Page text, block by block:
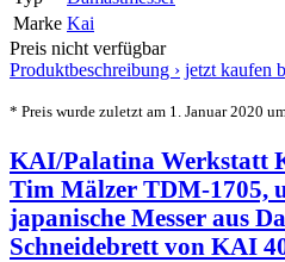
Marke Kai
Preis nicht verfügbar
Produktbeschreibung › jetzt kaufen
* Preis wurde zuletzt am 1. Januar 2020
KAI/Palatina Werkstatt
Tim Mälzer TDM-1705,
japanische Messer aus
Schneidebrett von KAI